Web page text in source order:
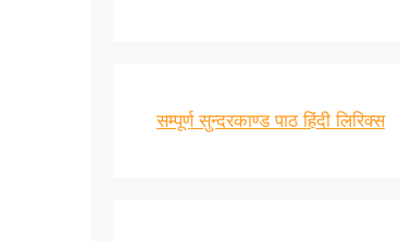
सम्पूर्ण सुन्दरकाण्ड पाठ हिंदी लिरिक्स